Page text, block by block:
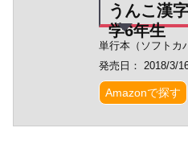
うんこ漢
学6年生
単行本（ソフトカ
発売日： 2018/3/
Amazonで探す